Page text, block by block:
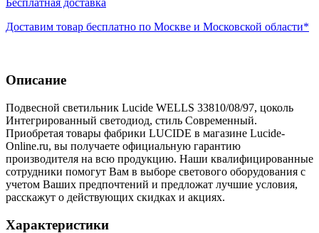
Бесплатная доставка
Доставим товар бесплатно по Москве и Московской области*
Описание
Подвесной светильник Lucide WELLS 33810/08/97, цоколь
Интегрированный светодиод, стиль Современный.
Приобретая товары фабрики LUCIDE в магазине Lucide-
Online.ru, вы получаете официальную гарантию
производителя на всю продукцию. Наши квалифицированные
сотрудники помогут Вам в выборе светового оборудования с
учетом Ваших предпочтений и предложат лучшие условия,
расскажут о действующих скидках и акциях.
Характеристики